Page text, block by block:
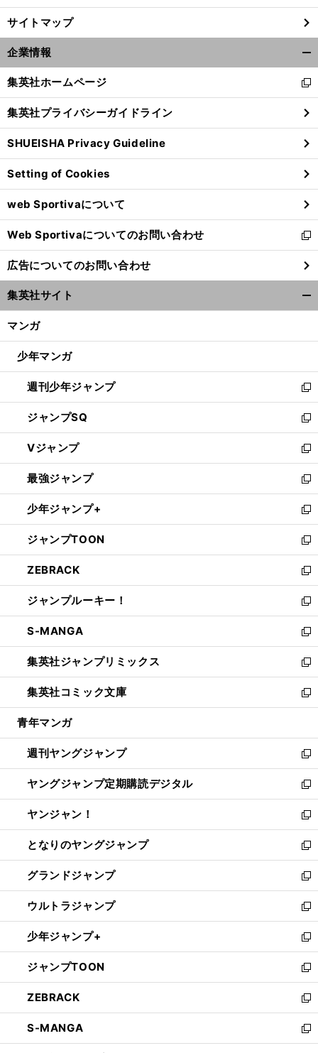
ス
、
サイトマップ
企業情報
閉
る
集英社ホームページ
新
し
い
ウ
ィ
ン
ド
ウ
で
開
く
集英社プライバシーガイドライン
SHUEISHA Privacy Guideline
Setting of Cookies
web Sportivaについて
Web Sportivaについてのお問い合わせ
新
し
い
ウ
ィ
ン
ウ
開
く
広告についてのお問い合わせ
集英社サイト
マンガ
少年マンガ
週刊少年ジャンプ
新
し
い
ウ
ィ
ン
ド
ウ
で
開
く
ジャンプSQ
新
し
い
ウ
ィ
ン
ド
ウ
で
開
く
Vジャンプ
新
し
い
ウ
ィ
ン
ド
ウ
で
開
く
最強ジャンプ
新
し
い
ウ
ィ
ン
ド
ウ
で
開
く
少年ジャンプ+
新
し
い
ウ
ィ
ン
ド
ウ
で
開
く
ジャンプTOON
新
し
い
ウ
ィ
ン
ド
ウ
で
開
く
ZEBRACK
新
し
い
ウ
ィ
ン
ド
ウ
で
開
ジャンプルーキー！
新
し
い
ウ
ィ
ン
ド
ウ
開
く
S-MANGA
新
し
い
ウ
ィ
ン
ウ
で
開
く
集英社ジャンプリミックス
新
し
い
ウ
ン
ド
ウ
で
開
く
集英社コミック文庫
新
し
ウ
ィ
ン
ド
ウ
で
開
く
青年マンガ
週刊ヤングジャンプ
新
し
い
ウ
ィ
ン
ド
ウ
で
開
く
ヤングジャンプ定期購読デジタル
新
し
い
ウ
ィ
ン
ド
ウ
で
開
く
ヤンジャン！
新
し
い
ウ
ィ
ン
ド
ウ
で
開
く
となりのヤングジャンプ
新
し
い
ウ
ィ
ン
ド
ウ
で
開
く
グランドジャンプ
新
し
い
ウ
ィ
ン
ド
ウ
で
開
く
ウルトラジャンプ
新
し
い
ウ
ィ
ン
ド
ウ
で
開
少年ジャンプ+
新
し
い
ウ
ィ
ン
ド
ウ
ジャンプTOON
新
し
い
ウ
ィ
ン
ZEBRACK
新
し
い
ウ
S-MANGA
新
し